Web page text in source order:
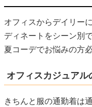
オフィスからデイリー
ディネートをシーン別
夏コーデでお悩みの方
オフィスカジュア
きちんと服の通勤着は